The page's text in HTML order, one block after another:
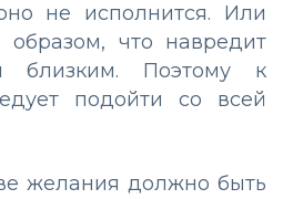
не исполнится. Или
образом, что навредит
Поэтому к
подойти со всей
желания должно быть